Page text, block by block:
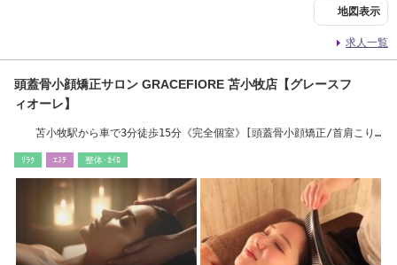
地図表示
求人一覧
頭蓋骨小顔矯正サロン GRACEFIORE 苫小牧店【グレースフ
ィオーレ】
苫小牧駅から車で3分徒歩15分《完全個室》[頭蓋骨小顔矯正/首肩こり/
ﾘﾗｸ ｴｽﾃ 整体･ｶｲﾛ